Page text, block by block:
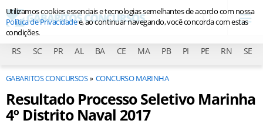
RS SC PR AL BA CE MA PB PI PE RN SE
GABARITOS CONCURSOS CONCURSO MARINHA
Resultado Processo Seletivo Marinha
4º Distrito Naval 2017
Utilizamos cookies essenciais e tecnologias semelhantes de acordo com nossa
Política de Privacidadee, ao continuar navegando, você concorda com estas
condições.